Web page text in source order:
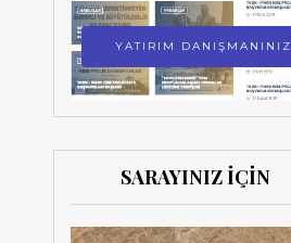
YATIRIM DANIŞMANINIZ
SARAYINIZ İÇİN